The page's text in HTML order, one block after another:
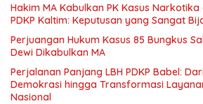
Hakim MA Kabulkan PK Kasus Narkotika
PDKP Kaltim: Keputusan yang Sangat
Perjuangan Hukum Kasus 85 Bungkus
Dewi Dikabulkan MA
Perjalanan Panjang LBH PDKP Babel:
Demokrasi hingga Transformasi
Nasional